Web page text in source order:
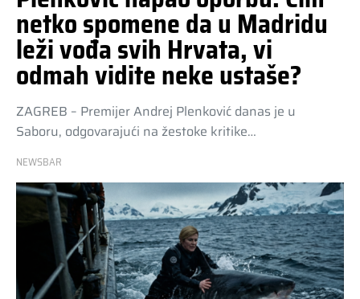
netko spomene da u Madridu
leži vođa svih Hrvata, vi
odmah vidite neke ustaše?
ZAGREB – Premijer Andrej Plenković danas je u
Saboru, odgovarajući na žestoke kritike…
NEWSBAR